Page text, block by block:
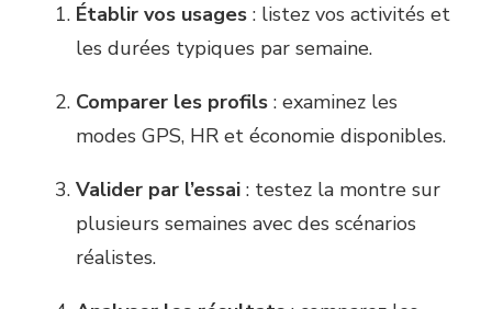
Établir vos usages : listez vos activités et
les durées typiques par semaine.
Comparer les profils : examinez les
modes GPS, HR et économie disponibles.
Valider par l’essai : testez la montre sur
plusieurs semaines avec des scénarios
réalistes.